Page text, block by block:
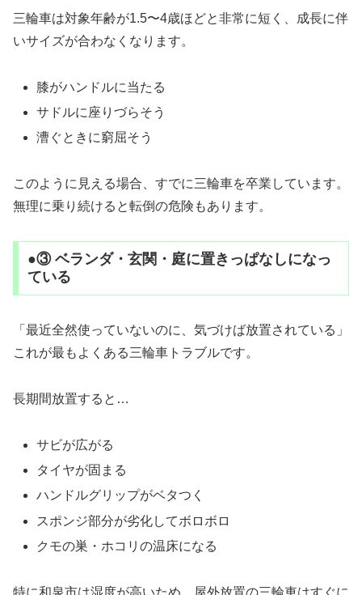
三輪車は対象年齢が1.5〜4歳ほどと非常に短く、成長に伴
いサイズが合わなくなります。
膝がハンドルに当たる
サドルに座りづらそう
漕ぐときに窮屈そう
このように見える場合、すでに三輪車を卒業しています。
無理に乗り続けると転倒の危険もあります。
●③ ベランダ・玄関・庭に置きっぱなしになっ
ている
「最近全然使っていないのに、気づけば放置されている」
これが最もよくある三輪車トラブルです。
長期間放置すると…
サビが広がる
タイヤが固まる
ハンドルグリップがベタつく
スポンジ部分が劣化してボロボロ
クモの巣・ホコリの温床になる
特に和泉市は湿度が高いため、屋外放置の三輪車はすぐに